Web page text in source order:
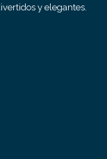
y elegantes.